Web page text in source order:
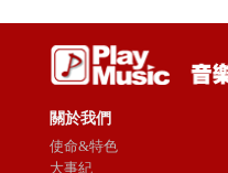
關於我們
使命&特色
大事紀